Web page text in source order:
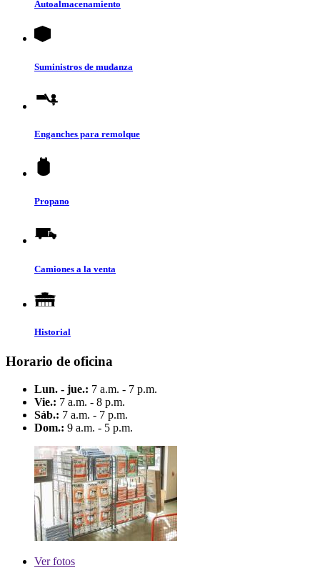
Autoalmacenamiento
Suministros de mudanza
Enganches para remolque
Propano
Camiones a la venta
Historial
Horario de oficina
Lun. - jue.: 7 a.m. - 7 p.m.
Vie.: 7 a.m. - 8 p.m.
Sáb.: 7 a.m. - 7 p.m.
Dom.: 9 a.m. - 5 p.m.
Verfotos